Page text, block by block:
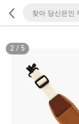
2/ 5